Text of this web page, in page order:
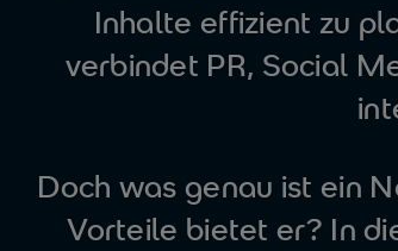
Inhalte effizient zu
verbindet PR, Social
Doch was genau ist ein
Vorteile bietet er? In